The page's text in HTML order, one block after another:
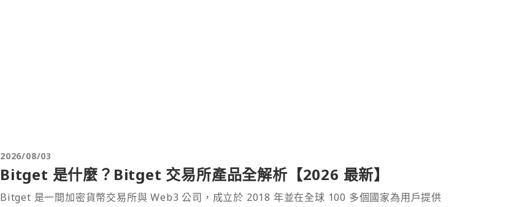
2026/08/03
Bitget 是什麼？Bitget 交易所產品全解析【2026 最新】
Bitget 是一間加密貨幣交易所與 Web3 公司，成立於 2018 年並在全球 100 多個國家為用戶提供